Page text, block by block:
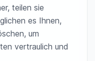
teilen sie
es Ihnen,
um
vertraulich und